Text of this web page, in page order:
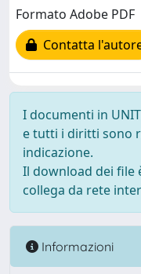
Formato Adobe PDF
Contatta
I documenti in
e tutti i diritti sono
indicazione.
Il download dei file
collega da rete
Informazioni